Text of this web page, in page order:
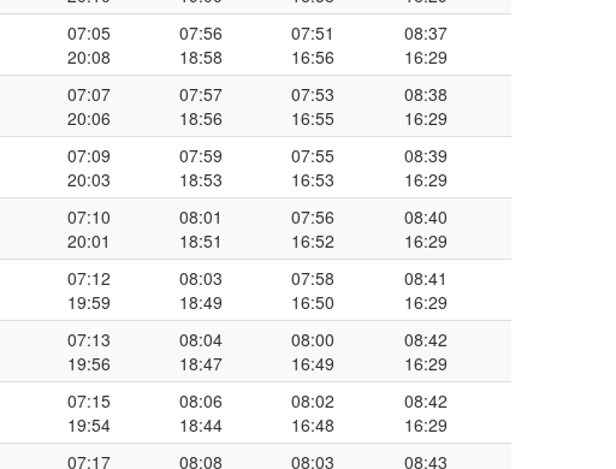
07:05
20:08
07:56
18:58
07:51
16:56
08:37
16:29
07:07
20:06
07:57
18:56
07:53
16:55
08:38
16:29
07:09
20:03
07:59
18:53
07:55
16:53
08:39
16:29
07:10
20:01
08:01
18:51
07:56
16:52
08:40
16:29
07:12
19:59
08:03
18:49
07:58
16:50
08:41
16:29
07:13
19:56
08:04
18:47
08:00
16:49
08:42
16:29
07:15
19:54
08:06
18:44
08:02
16:48
08:42
16:29
07:17
08:08
08:03
08:43